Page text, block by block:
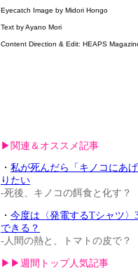
Eyecatch Image by Midori Hongo
Text by Ayano Mori
Content Direction & Edit: HEAPS
▶︎関連＆オススメ記事
・ 私が死んだら「キノコにあ
りたい
-死後、キノコの餌食と化す？
・ 今度は〈発電するTシャツ
できる？
-人間の熱と、トマトの皮で？
▶︎▶︎週間トップ人気記事